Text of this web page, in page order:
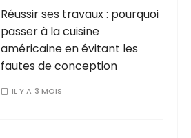
Réussir ses travaux : pourquoi
passer à la cuisine
américaine en évitant les
fautes de conception
IL Y A 3 MOIS